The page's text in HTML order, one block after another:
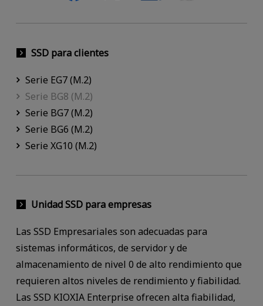
SSD para clientes
Serie EG7 (M.2)
Serie BG8 (M.2)
Serie BG7 (M.2)
Serie BG6 (M.2)
Serie XG10 (M.2)
Unidad SSD para empresas
Las SSD Empresariales son adecuadas para
sistemas informáticos, de servidor y de
almacenamiento de nivel 0 de alto rendimiento que
requieren altos niveles de rendimiento y fiabilidad.
Las SSD KIOXIA Enterprise ofrecen alta fiabilidad,